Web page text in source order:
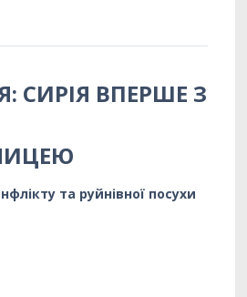
СИРІЯ ВПЕРШЕ З
та руйнівної посухи